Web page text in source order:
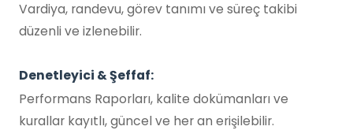
Vardiya, randevu, görev tanımı ve süreç takibi
düzenli ve izlenebilir.
Denetleyici & Şeffaf:
Performans Raporları, kalite dokümanları ve
kurallar kayıtlı, güncel ve her an erişilebilir.